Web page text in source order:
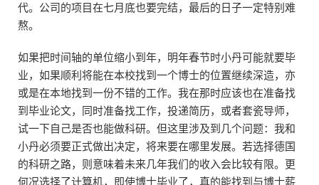
代。公司的项目在七月底也要完结，最后的日子一定特别难
熬。
如果把时间轴的单位缩小到年，明年春节时小丹可能就要毕
业，如果顺利将能在本校找到一个博士的位置继续深造，亦
或是在本地找到一份不错的工作。我在那时应该也在准备找
到毕业论文，同时准备找工作，投递简历，或者套瓷导师，
试一下自己是否也能做科研。但这里涉及到几个问题：我和
小丹必须要正式做出决定，将来要在哪里发展。若选择德国
的科研之路，则意味着未来几年我们的收入会比较有限。更
何况选择了计算机，即使博士毕业了，真的能找到与博士薪